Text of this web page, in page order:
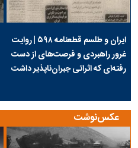
ایران و طلسم قطعنامه ۵۹۸ | روایت
غرور راهبردی و فرصت‌های از دست
رفته‌ای که اثراتی جبران‌ناپذیر داشت
عکس‌نوشت